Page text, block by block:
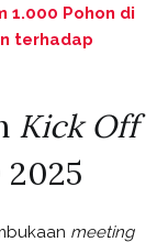
1.000 Pohon di
terhadap
Kick Off
meeting